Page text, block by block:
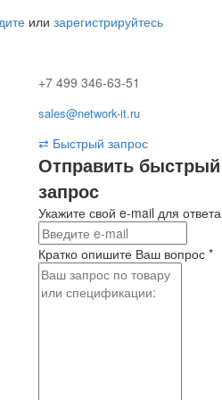
или зарегистрируйтесь
+7 499 346-63-51
sales@network-it.ru
⇄ Быстрый запрос
Отправить быстрый
запрос
Укажите свой e-mail для ответа
Кратко опишите Ваш вопрос *